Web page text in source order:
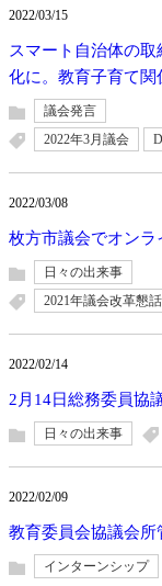
2022/03/15
スマート自治体の
化に。教育子育て関
議会発言
2022年3月議会
2022/03/08
枚方市議会でオンラ
日々の出来事
2021年議会改革懇
2022/02/14
2月14日総務委員協
日々の出来事
2022/02/09
教育委員会協議会所
インターンシップ